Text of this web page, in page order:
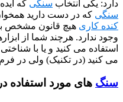
سنگیکه ایده شما بر آن
دست دارید همخوان و
هیچ قانون مشخص برای
هرچند شما از ابزارهای
کنید و یا با شناختی که نسبت
تکنیک) ولی در فرم همه چیز
مورد استفاده درکاروینگ